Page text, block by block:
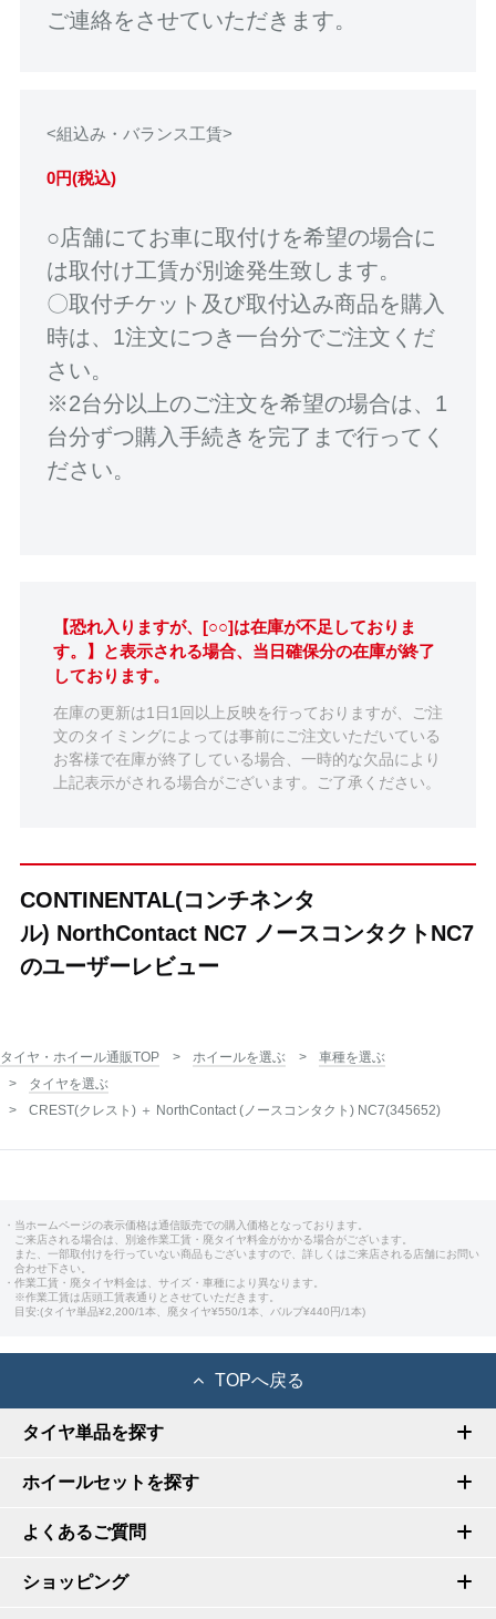
ご連絡をさせていただきます。
<組込み・バランス工賃>
0円(税込)
○店舗にてお車に取付けを希望の場合に
は取付け工賃が別途発生致します。
〇取付チケット及び取付込み商品を購入
時は、1注文につき一台分でご注文くだ
さい。
※2台分以上のご注文を希望の場合は、1
台分ずつ購入手続きを完了まで行ってく
ださい。
【恐れ入りますが、[○○]は在庫が不足しておりま
す。】と表示される場合、当日確保分の在庫が終了
しております。
在庫の更新は1日1回以上反映を行っておりますが、ご注
文のタイミングによっては事前にご注文いただいている
お客様で在庫が終了している場合、一時的な欠品により
上記表示がされる場合がございます。ご了承ください。
CONTINENTAL(コンチネンタ
ル) NorthContact NC7 ノースコンタクトNC7
のユーザーレビュー
タイヤ・ホイール通販TOP ホイールを選ぶ
車種を選ぶ
タイヤを選ぶ
CREST(クレスト) ＋ NorthContact (ノースコンタクト) NC7(345652)
・当ホームページの表示価格は通信販売での購入価格となっております。
ご来店される場合は、別途作業工賃・廃タイヤ料金がかかる場合がございます。
また、一部取付けを行っていない商品もございますので、詳しくはご来店される店舗にお問い
合わせ下さい。
・作業工賃・廃タイヤ料金は、サイズ・車種により異なります。
※作業工賃は店頭工賃表通りとさせていただきます。
目安:(タイヤ単品¥2,200/1本、廃タイヤ¥550/1本、バルブ¥440円/1本)
TOPへ戻る
タイヤ単品を探す
ホイールセットを探す
よくあるご質問
ショッピング